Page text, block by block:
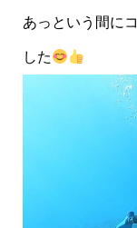
あっという間に
した